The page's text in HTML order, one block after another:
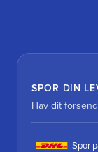
SPOR DIN
Hav dit
Spor